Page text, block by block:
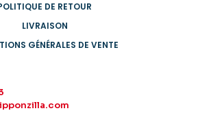
DE RETOUR
LIVRAISON
GÉNÉRALES DE VENTE